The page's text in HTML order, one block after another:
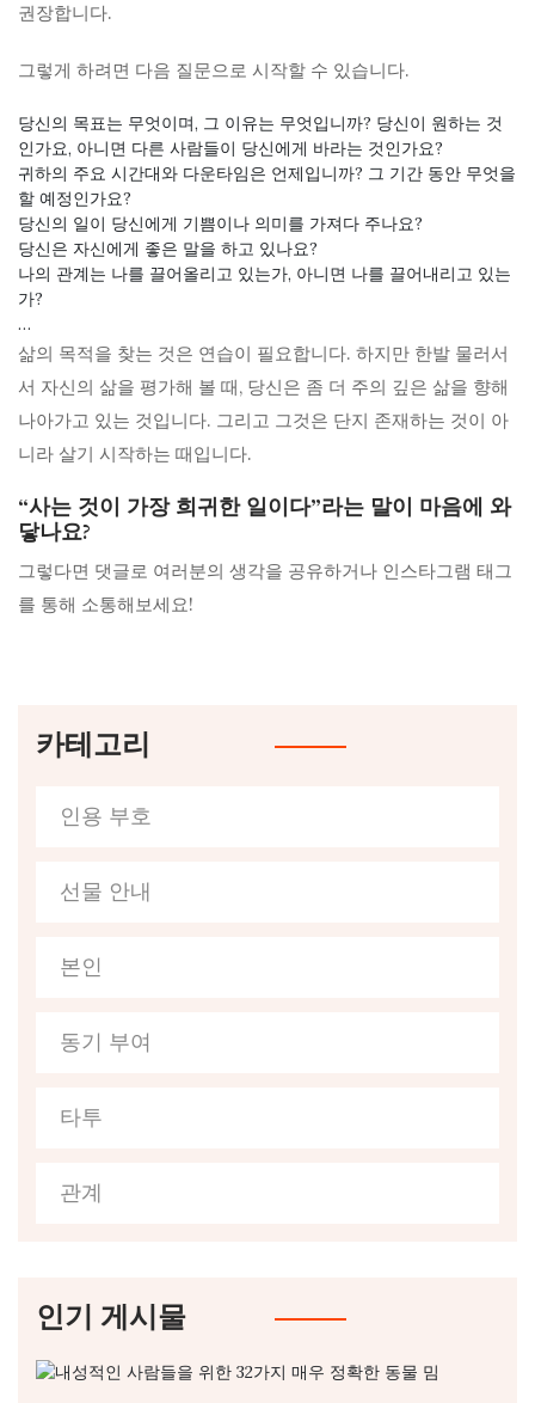
권장합니다.
그렇게 하려면 다음 질문으로 시작할 수 있습니다.
당신의 목표는 무엇이며, 그 이유는 무엇입니까? 당신이 원하는 것
인가요, 아니면 다른 사람들이 당신에게 바라는 것인가요?
귀하의 주요 시간대와 다운타임은 언제입니까? 그 기간 동안 무엇을
할 예정인가요?
당신의 일이 당신에게 기쁨이나 의미를 가져다 주나요?
당신은 자신에게 좋은 말을 하고 있나요?
나의 관계는 나를 끌어올리고 있는가, 아니면 나를 끌어내리고 있는
가?
…
삶의 목적을 찾는 것은 연습이 필요합니다. 하지만 한발 물러서
서 자신의 삶을 평가해 볼 때, 당신은 좀 더 주의 깊은 삶을 향해
나아가고 있는 것입니다. 그리고 그것은 단지 존재하는 것이 아
니라 살기 시작하는 때입니다.
“사는 것이 가장 희귀한 일이다”라는 말이 마음에 와
닿나요?
그렇다면 댓글로 여러분의 생각을 공유하거나 인스타그램 태그
를 통해 소통해보세요!
카테고리
인용 부호
선물 안내
본인
동기 부여
타투
관계
인기 게시물